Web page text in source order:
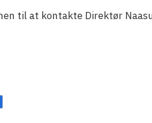
til at kontakte Direktør